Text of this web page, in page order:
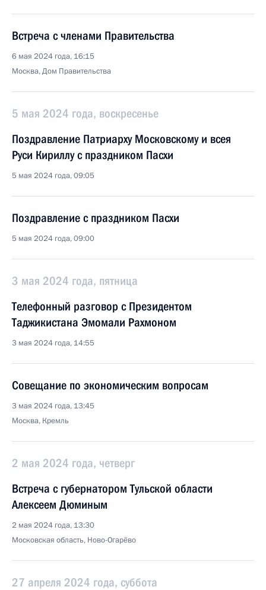
Встреча с членами Правительства
6 мая 2024 года, 16:15
Москва, Дом Правительства
5 мая 2024 года, воскресенье
Поздравление Патриарху Московскому и всея
Руси Кириллу с праздником Пасхи
5 мая 2024 года, 09:05
Поздравление с праздником Пасхи
5 мая 2024 года, 09:00
3 мая 2024 года, пятница
Телефонный разговор с Президентом
Таджикистана Эмомали Рахмоном
3 мая 2024 года, 14:55
Совещание по экономическим вопросам
3 мая 2024 года, 13:45
Москва, Кремль
2 мая 2024 года, четверг
Встреча с губернатором Тульской области
Алексеем Дюминым
2 мая 2024 года, 13:30
Московская область, Ново-Огарёво
27 апреля 2024 года, суббота